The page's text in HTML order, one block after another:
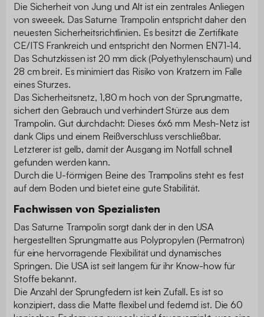
Die Sicherheit von Jung und Alt ist ein zentrales Anliegen
von sweeek. Das Saturne Trampolin entspricht daher den
neuesten Sicherheitsrichtlinien. Es besitzt die Zertifikate
CE/ITS Frankreich und entspricht den Normen EN71-14.
Das Schutzkissen ist 20 mm dick (Polyethylenschaum) und
28 cm breit. Es minimiert das Risiko von Kratzern im Falle
eines Sturzes.
Das Sicherheitsnetz, 1,80 m hoch von der Sprungmatte,
sichert den Gebrauch und verhindert Stürze aus dem
Trampolin. Gut durchdacht: Dieses 6x6 mm Mesh-Netz ist
dank Clips und einem Reißverschluss verschließbar.
Letzterer ist gelb, damit der Ausgang im Notfall schnell
gefunden werden kann.
Durch die U-förmigen Beine des Trampolins steht es fest
auf dem Boden und bietet eine gute Stabilität.
Fachwissen von Spezialisten
Das Saturne Trampolin sorgt dank der in den USA
hergestellten Sprungmatte aus Polypropylen (Permatron)
für eine hervorragende Flexibilität und dynamisches
Springen. Die USA ist seit langem für ihr Know-how für
Stoffe bekannt.
Die Anzahl der Sprungfedern ist kein Zufall. Es ist so
konzipiert, dass die Matte flexibel und federnd ist. Die 60